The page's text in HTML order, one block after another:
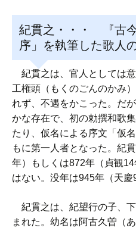
紀貫之・・・ 『古
序」を執筆した歌人
紀貫之は、官人としては
工権頭（もくのごんのかみ
れず、不遇をかこった。だ
かな存在で、初の勅撰和歌
たり、仮名による序文「仮
もに第一人者となった。紀
年）もしくは872年（貞観
はない。没年は945年（天慶
紀貫之は、紀望行の子、
まれた。幼名は阿古久曽（